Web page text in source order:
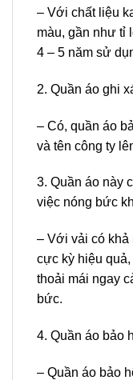
– Với chất liệu
màu, gần như tỉ
4 – 5 năm sử
2. Quần áo ghi
– Có, quần áo
và tên công ty
3. Quần áo này
việc nóng bức
– Với vải có khả
cực kỳ hiệu
thoải mái ngay
bức.
4. Quần áo bảo
– Quần áo bảo